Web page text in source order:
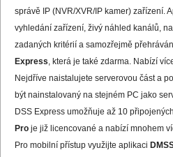
správě IP (NVR/XVR/IP kamer) zařízení.
vyhledání zařízení, živý náhled kanálů,
zadaných kritérií a samozřejmě
Express , která je také zdarma. Nabízí
Nejdříve naistalujete serverovou část a
být nainstalovaný na stejném PC jako
DSS Express umožňuje až 10
Pro je již licencované a nabízí mnohem
Pro mobilní přístup využijte aplikaci